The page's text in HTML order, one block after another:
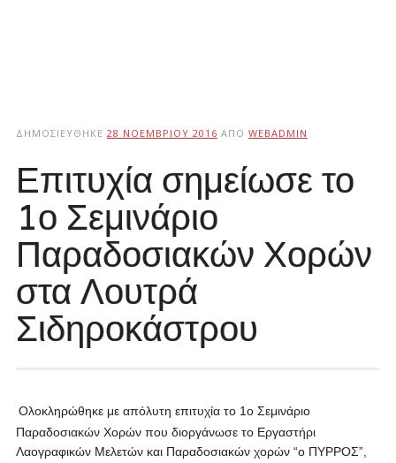
ΔΗΜΟΣΙΕΎΘΗΚΕ 28 ΝΟΕΜΒΡΊΟΥ 2016 ΑΠΌ WEBADMIN
Επιτυχία σημείωσε το
1ο Σεμινάριο
Παραδοσιακών Χορών
στα Λουτρά
Σιδηροκάστρου
Ολοκληρώθηκε με απόλυτη επιτυχία το 1ο Σεμινάριο
Παραδοσιακών Χορών που διοργάνωσε το Εργαστήρι
Λαογραφικών Μελετών και Παραδοσιακών χορών “ο ΠΥΡΡΟΣ”,